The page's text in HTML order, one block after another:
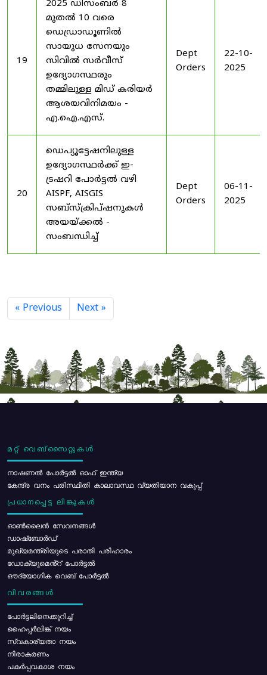
19
2025 ഡിസംബർ 8
മുതൽ 10 വരെ
ഡെഡ്രാഡൂണിൽ
സായുധ സേനയും
സിവിൽ സർവീസ്
ഉദ്യോഗസ്ഥരും
തമ്മിലുള്ള മിഡ് കരിയർ
ആശയവിനിമയം -
എ.ഐ.എസ്.
Dept
Orders
22-10-
2025
20
ഡെപ്യൂട്ടേഷനിലുള്ള
ഉദ്യോഗസ്ഥർക്ക് ഇ-
ട്രഷറി പോർട്ടൽ വഴി
AISPF, AISGIS
സബ്‌സ്‌ക്രിപ്‌ഷനുകൾ
അയയ്ക്കൽ -
സംബന്ധിച്ച്
Dept
Orders
06-11-
2025
« Previous Next »
മറ്റ് വെബ്സൈറ്റുകൾ
നാഷണൽ പോർട്ടൽ ഓഫ് ഇന്ത്യ
കേന്ദ്ര വനം പരിസ്ഥിതി കാലാവസ്ഥ വ്യതിയാന വകുപ്പ്
പ്രധാനപ്പെട്ട ലിങ്കുകൾ
ഓൺലൈൻ സേവനങ്ങൾ
ഡാഷ്ബോർഡ്
മുഖ്യമന്ത്രിയുടെ പരാതി പരിഹാരം
ഡോക്യുമെൻ്റ് പോർട്ടൽ
ഔദ്യോഗിക വെബ് പോർട്ടൽ
വിവരങ്ങൾ
പോര്‍ട്ടലിനെക്കുറിച്ച്
ഹൈപ്പർലിങ്ക് നയം
സ്വകാര്യതാ നയം
നിരാകരണം
പകർപ്പവകാശ നയം